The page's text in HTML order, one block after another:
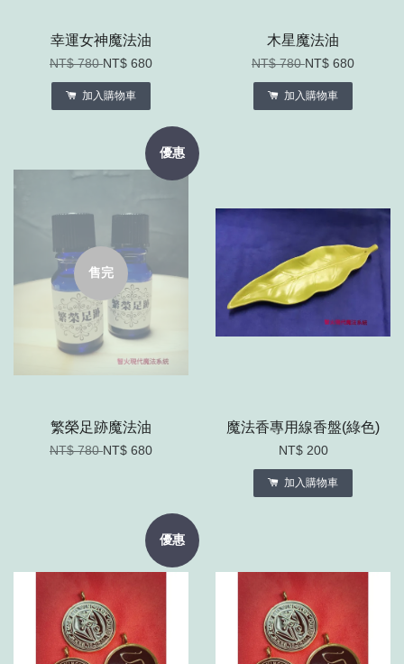
幸運女神魔法油
NT$ 780NT$ 680
加入購物車
木星魔法油
NT$ 780NT$ 680
加入購物車
優惠
售完
繁榮足跡魔法油
NT$ 780NT$ 680
魔法香專用線香盤(綠色)
NT$ 200
加入購物車
優惠